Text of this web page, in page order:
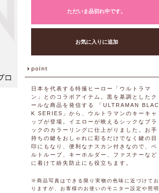
ただいま品切れ中です。
お気に入りに追加
日本を代表する特撮ヒーロー「ウルトラマ
ン」とのコラボアイテム。黒を基調としたク
ールな商品を発信する 「ULTRAMAN BLAC
K SERIES」から、ウルトラマンのキーキャ
ップが登場。イエローが映えるシックなブラ
ックのカラーリングに仕上がりました。お手
持ちの鍵をおしゃれに彩るだけでなく鍵の目
印にもなり、便利なナスカン付きなので、ベ
ルトループ、キーホルダー、ファスナーなど
に着けて紛失防止にも役立ちます。
※商品写真はできる限り実物の色味に近づけてお
りますが、お客様のお使いのモニター設定や照明